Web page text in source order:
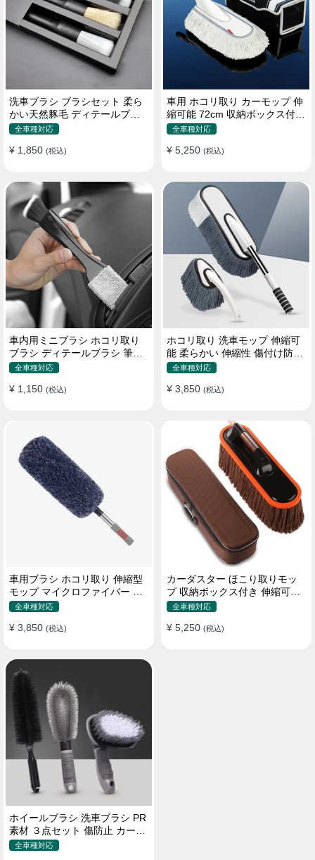
洗車ブラシ ブラシセット 柔ら
かい天然豚毛 ディテールブラ
シ 隙間ブラシ 筆タイプ
全車種対応
¥ 1,850 (税込)
車用 ホコリ取り カーモップ 伸
縮可能 72cm 収納ボックス付き
軽量・コンパクト
全車種対応
¥ 5,250 (税込)
車内用ミニブラシ ホコリ取り
ブラシ ディテールブラシ 筆タ
イプ 車 エアコン吹き出し口
全車種対応
¥ 1,150 (税込)
ホコリ取り 洗車モップ 伸縮可
能 柔らかい 伸縮性 傷付け防止
軽量・コンパクト
全車種対応
¥ 3,850 (税込)
車用ブラシ ホコリ取り 伸縮型
モップ マイクロファイバー 洗
車道具 軽量・コンパクト
全車種対応
¥ 3,850 (税込)
カーダスター ほこり取りモッ
プ 収納ボックス付き 伸縮可能
ワックスブラシ 洗車ブラシ
全車種対応
¥ 5,250 (税込)
ホイールブラシ 洗車ブラシ PR
素材 ３点セット 傷防止 カーウ
ォッシュ プロ仕様
全車種対応